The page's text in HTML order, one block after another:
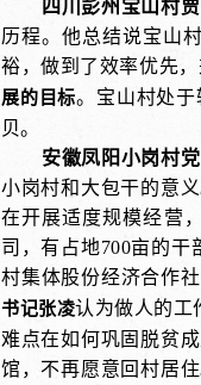
四川彭州宝山村
历程。他总结说宝山
裕，做到了效率优先
展的目标。宝山村处
贝。
安徽凤阳小岗村
小岗村和大包干的意
在开展适度规模经营
司，有占地700亩的干
村集体股份经济合作
书记张凌认为做人的工
难点在如何巩固脱贫
馆，不再愿意回村居